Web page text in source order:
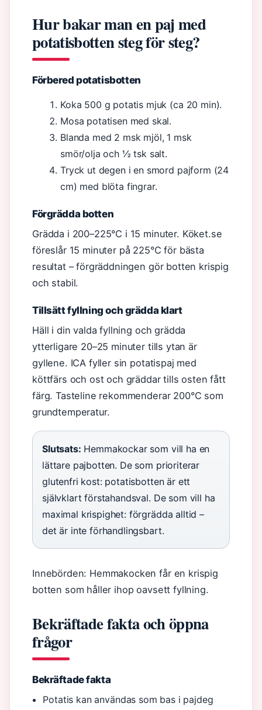
Hur bakar man en paj med
potatisbotten steg för steg?
Förbered potatisbotten
Koka 500 g potatis mjuk (ca 20 min).
Mosa potatisen med skal.
Blanda med 2 msk mjöl, 1 msk
smör/olja och ½ tsk salt.
Tryck ut degen i en smord pajform (24
cm) med blöta fingrar.
Förgrädda botten
Grädda i 200–225°C i 15 minuter. Köket.se
föreslår 15 minuter på 225°C för bästa
resultat – förgräddningen gör botten krispig
och stabil.
Tillsätt fyllning och grädda klart
Häll i din valda fyllning och grädda
ytterligare 20–25 minuter tills ytan är
gyllene. ICA fyller sin potatispaj med
köttfärs och ost och gräddar tills osten fått
färg. Tasteline rekommenderar 200°C som
grundtemperatur.
Slutsats: Hemmakockar som vill ha en
lättare pajbotten. De som prioriterar
glutenfri kost: potatisbotten är ett
självklart förstahandsval. De som vill ha
maximal krispighet: förgrädda alltid –
det är inte förhandlingsbart.
Innebörden: Hemmakocken får en krispig
botten som håller ihop oavsett fyllning.
Bekräftade fakta och öppna
frågor
Bekräftade fakta
Potatis kan användas som bas i pajdeg